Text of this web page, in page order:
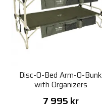
Disc-O-Bed Arm-O-Bunk
with Organizers
7 995 kr